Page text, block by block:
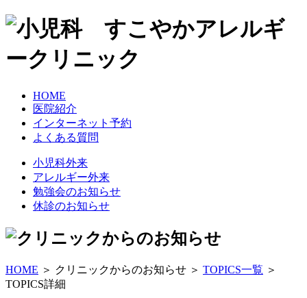
HOME
医院紹介
インターネット予約
よくある質問
小児科外来
アレルギー外来
勉強会のお知らせ
休診のお知らせ
HOME ＞ クリニックからのお知らせ ＞ TOPICS一覧 ＞
TOPICS詳細